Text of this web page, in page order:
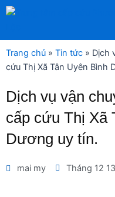
Nhảy
dung
Trang chủ » Tin tức » Dịch
cứu Thị Xã Tân Uyên Bình
Dịch vụ vận
cấp cứu Thị Xã
Dương uy tín.
mai my Tháng 12